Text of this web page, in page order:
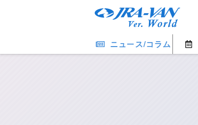
ニュース/コラム